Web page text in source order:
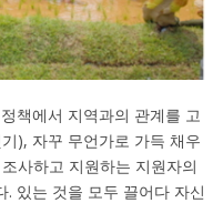
책에서 지역과의 관계를 고
), 자꾸 무언가로 가득 채우
사하고 지원하는 지원자의
있는 것을 모두 끌어다 자신